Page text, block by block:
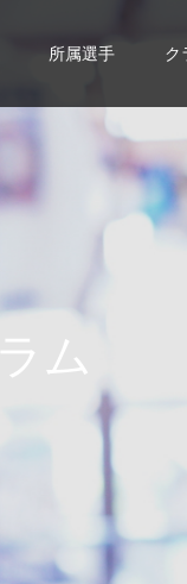
所属選手 ク
ラ ム